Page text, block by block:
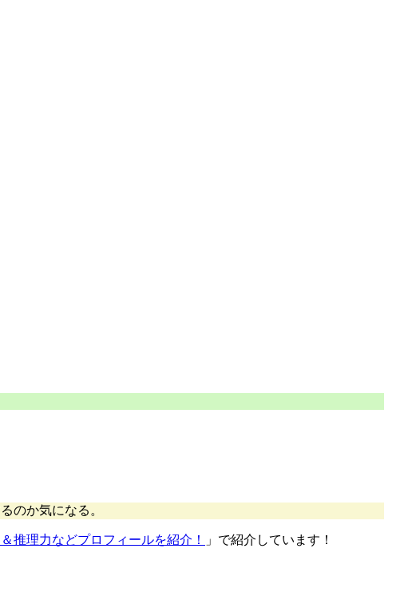
のか気になる。
推理力などプロフィールを紹介！ 」で紹介しています！